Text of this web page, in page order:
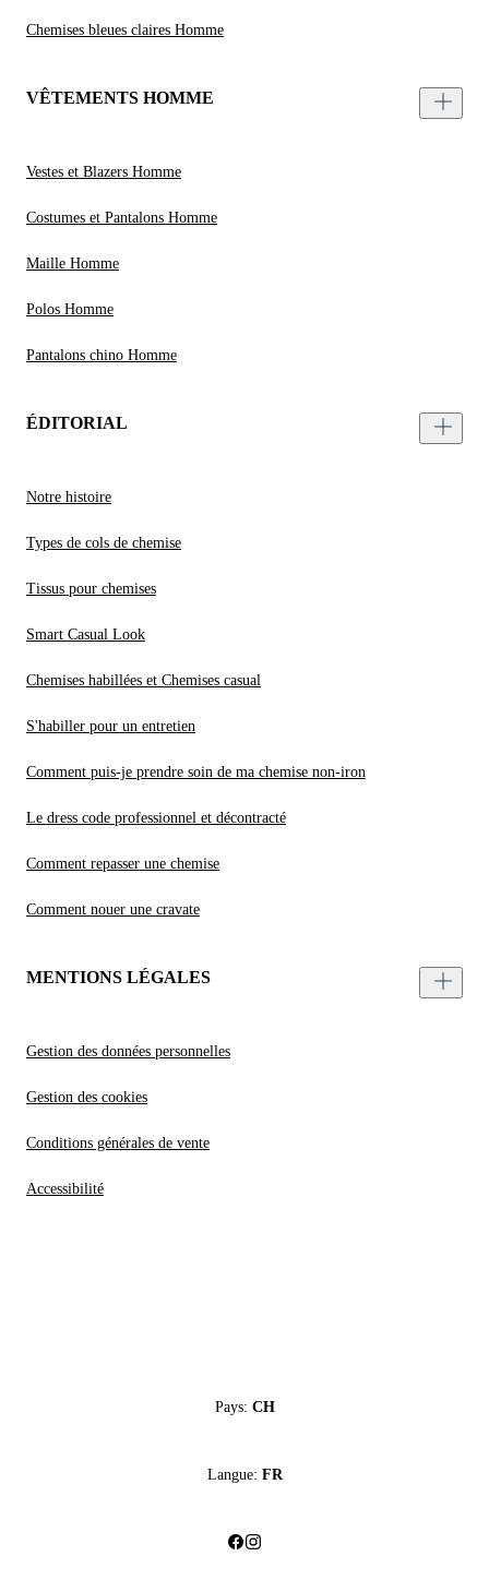
Chemises bleues claires Homme
VÊTEMENTS HOMME
Vestes et Blazers Homme
Costumes et Pantalons Homme
Maille Homme
Polos Homme
Pantalons chino Homme
ÉDITORIAL
Notre histoire
Types de cols de chemise
Tissus pour chemises
Smart Casual Look
Chemises habillées et Chemises casual
S'habiller pour un entretien
Comment puis-je prendre soin de ma chemise non-iron
Le dress code professionnel et décontracté
Comment repasser une chemise
Comment nouer une cravate
MENTIONS LÉGALES
Gestion des données personnelles
Gestion des cookies
Conditions générales de vente
Accessibilité
Pays: CH
Langue: FR